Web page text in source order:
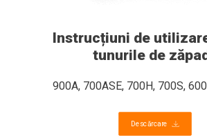
Instrucțiuni de
tunurile de
900A, 700ASE, 700H, 700S,
Descărcare